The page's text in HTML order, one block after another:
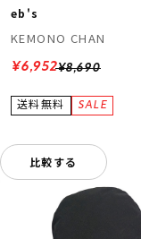
eb's
KEMONO CHAN
¥8,690
¥6,952
比較する